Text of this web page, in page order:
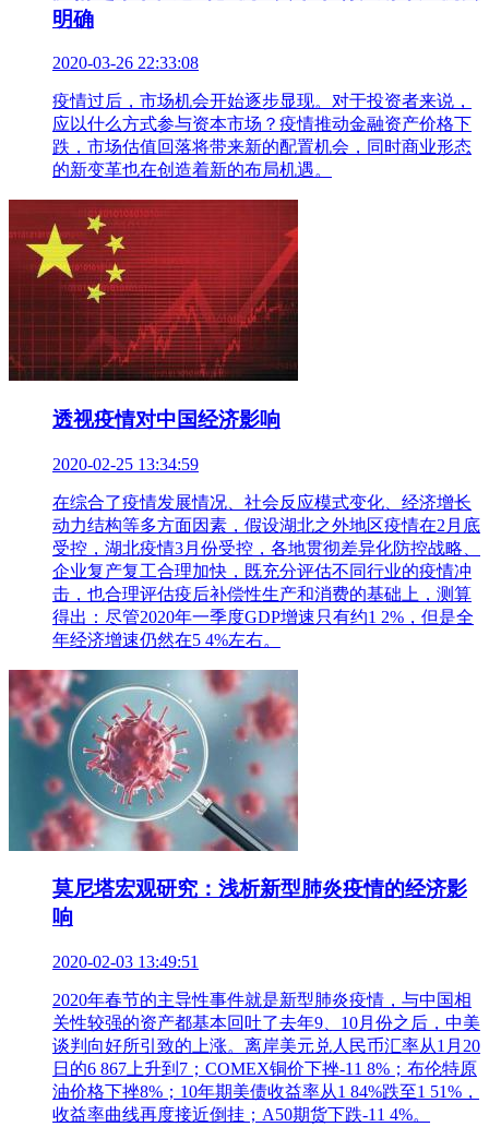
明确
2020-03-26 22:33:08
疫情过后，市场机会开始逐步显现。对于投资者来说，
应以什么方式参与资本市场？疫情推动金融资产价格下
跌，市场估值回落将带来新的配置机会，同时商业形态
的新变革也在创造着新的布局机遇。
透视疫情对中国经济影响
2020-02-25 13:34:59
在综合了疫情发展情况、社会反应模式变化、经济增长
动力结构等多方面因素，假设湖北之外地区疫情在2月底
受控，湖北疫情3月份受控，各地贯彻差异化防控战略、
企业复产复工合理加快，既充分评估不同行业的疫情冲
击，也合理评估疫后补偿性生产和消费的基础上，测算
得出：尽管2020年一季度GDP增速只有约1 2%，但是全
年经济增速仍然在5 4%左右。
莫尼塔宏观研究：浅析新型肺炎疫情的经济影
响
2020-02-03 13:49:51
2020年春节的主导性事件就是新型肺炎疫情，与中国相
关性较强的资产都基本回吐了去年9、10月份之后，中美
谈判向好所引致的上涨。离岸美元兑人民币汇率从1月20
日的6 867上升到7；COMEX铜价下挫-11 8%；布伦特原
油价格下挫8%；10年期美债收益率从1 84%跌至1 51%，
收益率曲线再度接近倒挂；A50期货下跌-11 4%。